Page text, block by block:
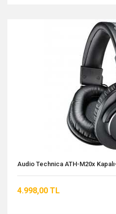
Audio Technica ATH-M20x
4.998,00 TL